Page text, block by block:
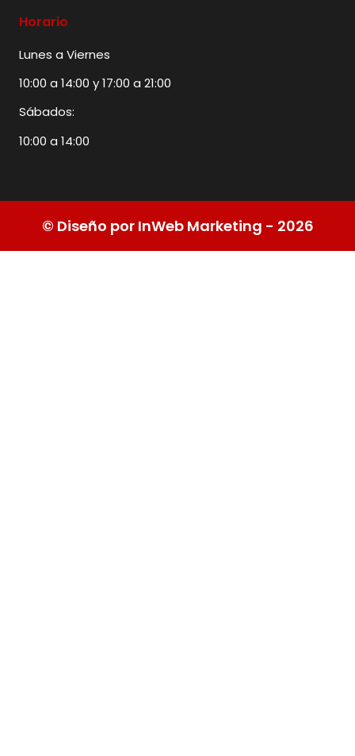
Horario
Lunes a Viernes
10:00 a 14:00 y 17:00 a 21:00
Sábados:
10:00 a 14:00
© Diseño por InWeb Marketing - 2026